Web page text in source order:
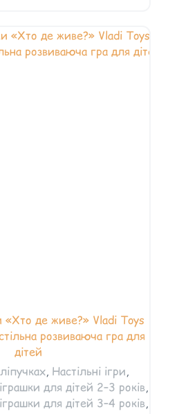
«Хто де живе?» Vladi Toys
розвиваюча гра для
дітей
, Настільні ігри
для дітей 2–3 років,
для дітей 3–4 років,